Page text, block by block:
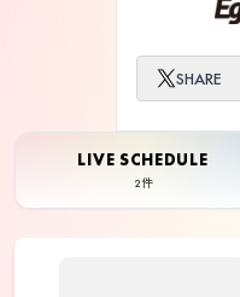
SHARE
LIVE SCHEDULE
2件